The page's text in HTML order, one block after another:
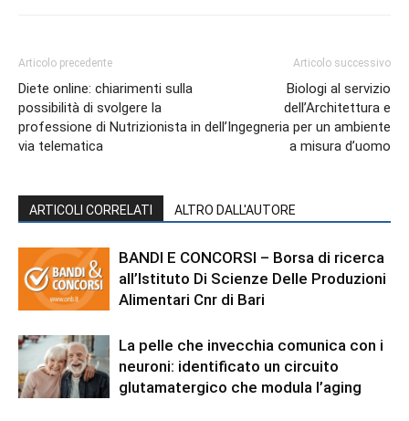
Articolo precedente
Diete online: chiarimenti sulla
possibilità di svolgere la
professione di Nutrizionista in
via telematica
Articolo successivo
Biologi al servizio
dell’Architettura e
dell’Ingegneria per un ambiente
a misura d’uomo
ARTICOLI CORRELATI ALTRO DALL'AUTORE
BANDI E CONCORSI – Borsa di ricerca
all’Istituto Di Scienze Delle Produzioni
Alimentari Cnr di Bari
La pelle che invecchia comunica con i
neuroni: identificato un circuito
glutamatergico che modula l’aging